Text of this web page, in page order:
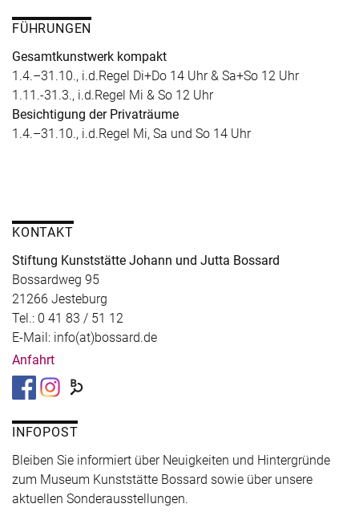
FÜHRUNGEN
Gesamtkunstwerk kompakt
1.4.–31.10., i.d.Regel Di+Do 14 Uhr & Sa+So 12 Uhr
1.11.-31.3., i.d.Regel Mi & So 12 Uhr
Besichtigung der Privaträume
1.4.–31.10., i.d.Regel Mi, Sa und So 14 Uhr
KONTAKT
Stiftung Kunststätte Johann und Jutta Bossard
Bossardweg 95
21266 Jesteburg
Tel.: 0 41 83 / 51 12
E-Mail: info(at)bossard.de
Anfahrt
INFOPOST
Bleiben Sie informiert über Neuigkeiten und Hintergründe
zum Museum Kunststätte Bossard sowie über unsere
aktuellen Sonderausstellungen.